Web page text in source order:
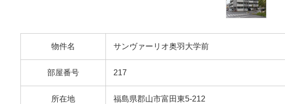
物件名 サンヴァーリオ奥羽大学前
部屋番号 217
所在地 福島県郡山市富田東5-212